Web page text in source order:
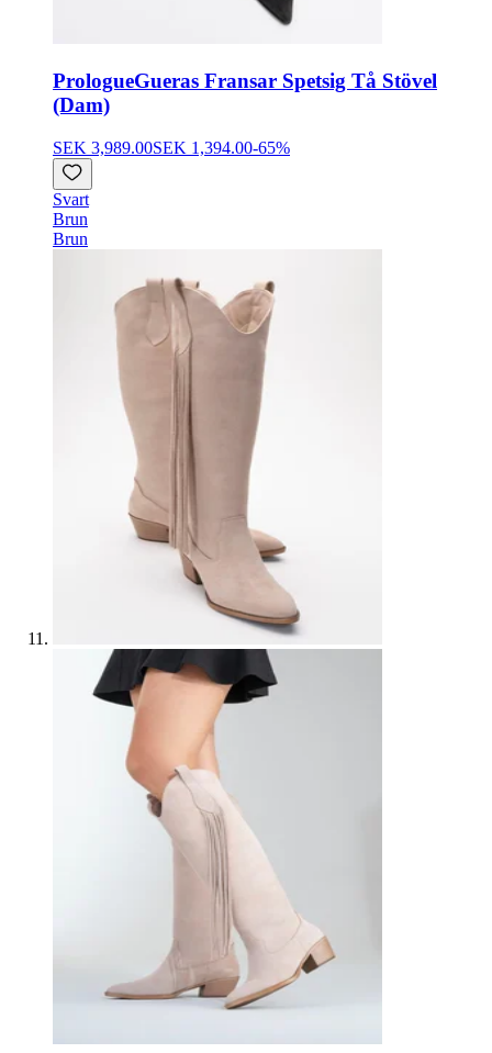
PrologueGueras Fransar Spetsig Tå Stövel
(Dam)
SEK 3,989.00SEK 1,394.00-65%
Svart
Brun
Brun